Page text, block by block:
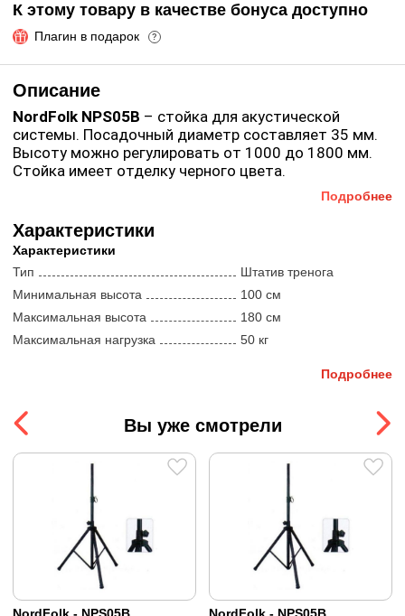
К этому товару в качестве бонуса доступно
Плагин в подарок ?
Описание
NordFolk NPS05B – стойка для акустической
системы. Посадочный диаметр составляет 35 мм.
Высоту можно регулировать от 1000 до 1800 мм.
Стойка имеет отделку черного цвета.
Стойка под акустику.
Посадочный диаметр – 35 мм.
Регулировка высоты от 1000 до 1800 мм.
Цвет – черный.
Подробнее
Характеристики
Характеристики
Тип
Штатив тренога
Минимальная высота
100 cм
Максимальная высота
180 cм
Максимальная нагрузка
50 кг
Подробнее
Вы уже смотрели
NordFolk - NPS05B
NordFolk - NPS05B